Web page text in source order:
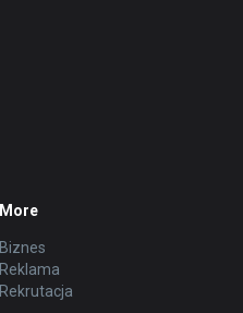
More
Biznes
Reklama
Rekrutacja